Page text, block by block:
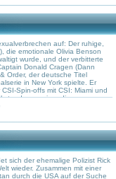
auf: Der ruhige,
die emotionale Olivia Benson
wurde, und der verbitterte
Donald Cragen (Dann
Order, der deutsche Titel
in New York spielte. Er
Spin-offs mit CSI: Miami und
standen weniger die
sondern die Motive der
Vox.
sich der ehemalige Polizist Rick
wieder. Zusammen mit einer
durch die USA auf der Suche